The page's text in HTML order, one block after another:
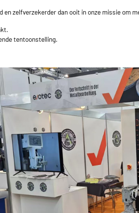
en zelfverzekerder dan ooit in onze missie om
tentoonstelling.